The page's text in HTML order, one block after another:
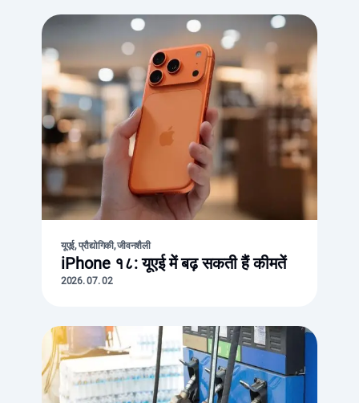
यूएई, प्रौद्योगिकी, जीवनशैली
iPhone १८: यूएई में बढ़ सकती हैं कीमतें
2026. 07. 02